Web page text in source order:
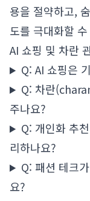
용을 절약하고,
도를 극대화할
AI 쇼핑 및 차란
Q: AI 쇼핑은
Q: 차란
주나요?
Q: 개인화 추
리하나요?
Q: 패션 테크
요?